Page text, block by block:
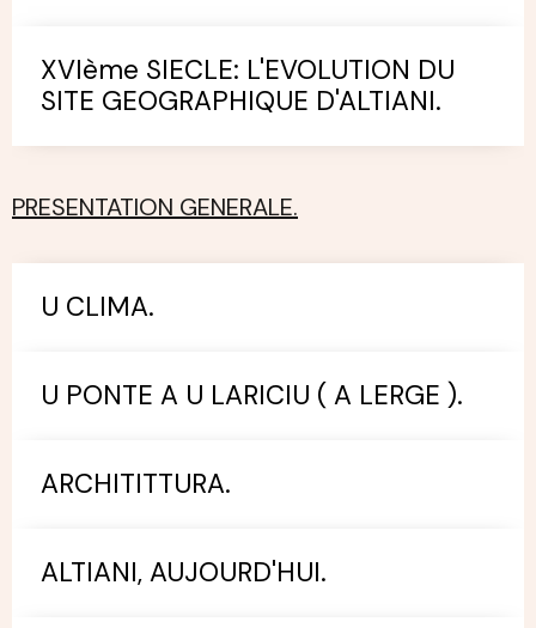
XVIème SIECLE: L'EVOLUTION DU
SITE GEOGRAPHIQUE D'ALTIANI.
PRESENTATION GENERALE.
U CLIMA.
U PONTE A U LARICIU ( A LERGE ).
ARCHITITTURA.
ALTIANI, AUJOURD'HUI.